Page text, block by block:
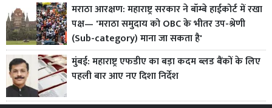
मराठा आरक्षण: महाराष्ट्र सरकार ने बॉम्बे हाईकोर्ट में रखा
पक्ष— 'मराठा समुदाय को OBC के भीतर उप-श्रेणी
(Sub-category) माना जा सकता है'
मुंबई: महाराष्ट्र एफडीए का बड़ा कदम ब्लड बैंकों के लिए
पहली बार आए नए दिशा निर्देश